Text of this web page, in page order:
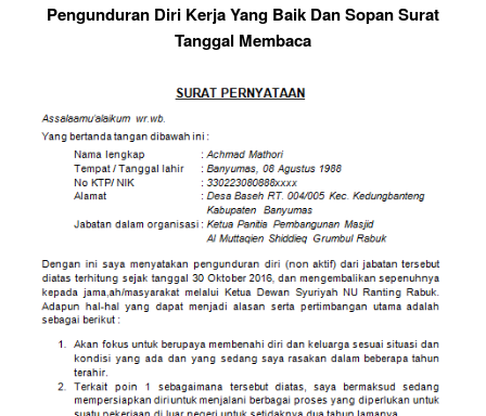
Pengunduran Diri Kerja Yang Baik Dan Sopan Surat
Tanggal Membaca